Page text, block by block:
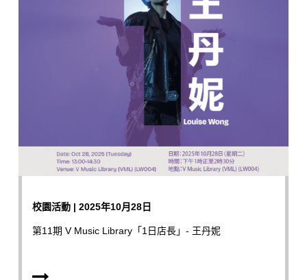
校園活動 | 2025年10月28日
第11期 V Music Library「1日店長」- 王丹妮